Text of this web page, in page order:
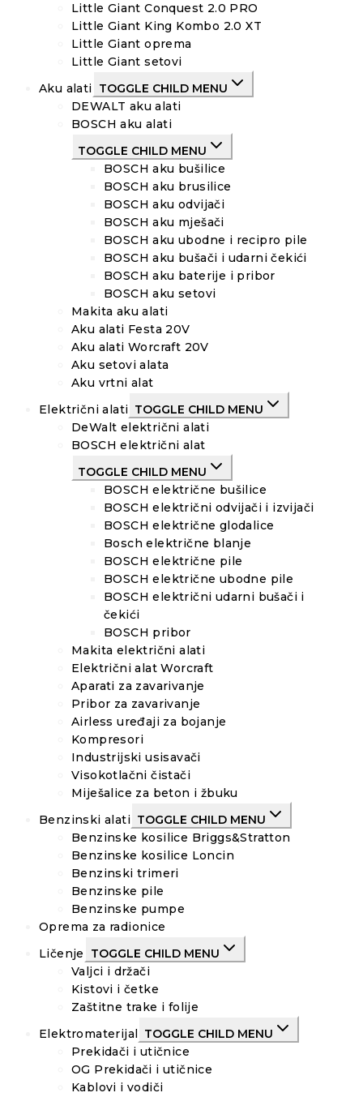
Little Giant Conquest 2.0 PRO
Little Giant King Kombo 2.0 XT
Little Giant oprema
Little Giant setovi
Aku alati TOGGLE CHILD MENU
DEWALT aku alati
BOSCH aku alati
TOGGLE CHILD MENU
BOSCH aku bušilice
BOSCH aku brusilice
BOSCH aku odvijači
BOSCH aku mješači
BOSCH aku ubodne i recipro pile
BOSCH aku bušači i udarni čekići
BOSCH aku baterije i pribor
BOSCH aku setovi
Makita aku alati
Aku alati Festa 20V
Aku alati Worcraft 20V
Aku setovi alata
Aku vrtni alat
Električni alati TOGGLE CHILD MENU
DeWalt električni alati
BOSCH električni alat
TOGGLE CHILD MENU
BOSCH električne bušilice
BOSCH električni odvijači i izvijači
BOSCH električne glodalice
Bosch električne blanje
BOSCH električne pile
BOSCH električne ubodne pile
BOSCH električni udarni bušači i
čekići
BOSCH pribor
Makita električni alati
Električni alat Worcraft
Aparati za zavarivanje
Pribor za zavarivanje
Airless uređaji za bojanje
Kompresori
Industrijski usisavači
Visokotlačni čistači
Miješalice za beton i žbuku
Benzinski alati TOGGLE CHILD MENU
Benzinske kosilice Briggs&Stratton
Benzinske kosilice Loncin
Benzinski trimeri
Benzinske pile
Benzinske pumpe
Oprema za radionice
Ličenje
TOGGLE CHILD MENU
Valjci i držači
Kistovi i četke
Zaštitne trake i folije
Elektromaterijal
TOGGLE CHILD MENU
Prekidači i utičnice
OG Prekidači i utičnice
Kablovi i vodiči